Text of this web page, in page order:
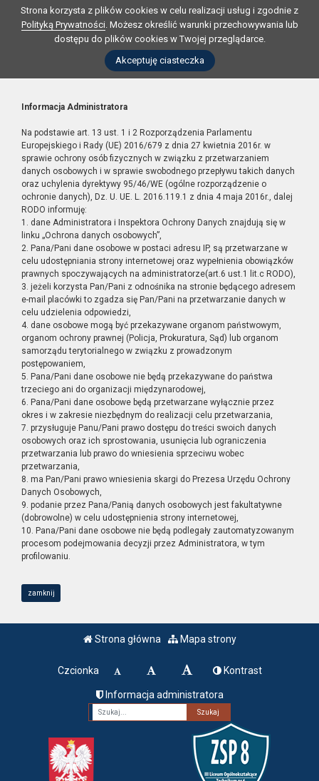
Strona korzysta z plików cookies w celu realizacji usług i zgodnie z
Polityką Prywatności. Możesz określić warunki przechowywania lub
dostępu do plików cookies w Twojej przeglądarce.
Akceptuję ciasteczka
Informacja Administratora
Na podstawie art. 13 ust. 1 i 2 Rozporządzenia Parlamentu
Europejskiego i Rady (UE) 2016/679 z dnia 27 kwietnia 2016r. w
sprawie ochrony osób fizycznych w związku z przetwarzaniem
danych osobowych i w sprawie swobodnego przepływu takich danych
oraz uchylenia dyrektywy 95/46/WE (ogólne rozporządzenie o
ochronie danych), Dz. U. UE. L. 2016.119.1 z dnia 4 maja 2016r., dalej
RODO informuję:
1. dane Administratora i Inspektora Ochrony Danych znajdują się w
linku „Ochrona danych osobowych”,
2. Pana/Pani dane osobowe w postaci adresu IP, są przetwarzane w
celu udostępniania strony internetowej oraz wypełnienia obowiązków
prawnych spoczywających na administratorze(art.6 ust.1 lit.c RODO),
3. jeżeli korzysta Pan/Pani z odnośnika na stronie będącego adresem
e-mail placówki to zgadza się Pan/Pani na przetwarzanie danych w
celu udzielenia odpowiedzi,
4. dane osobowe mogą być przekazywane organom państwowym,
organom ochrony prawnej (Policja, Prokuratura, Sąd) lub organom
samorządu terytorialnego w związku z prowadzonym
postępowaniem,
5. Pana/Pani dane osobowe nie będą przekazywane do państwa
trzeciego ani do organizacji międzynarodowej,
6. Pana/Pani dane osobowe będą przetwarzane wyłącznie przez
okres i w zakresie niezbędnym do realizacji celu przetwarzania,
7. przysługuje Panu/Pani prawo dostępu do treści swoich danych
osobowych oraz ich sprostowania, usunięcia lub ograniczenia
przetwarzania lub prawo do wniesienia sprzeciwu wobec
przetwarzania,
8. ma Pan/Pani prawo wniesienia skargi do Prezesa Urzędu Ochrony
Danych Osobowych,
9. podanie przez Pana/Panią danych osobowych jest fakultatywne
(dobrowolne) w celu udostępnienia strony internetowej,
10. Pana/Pani dane osobowe nie będą podlegały zautomatyzowanym
procesom podejmowania decyzji przez Administratora, w tym
profilowaniu.
zamknij
Strona główna Mapa strony
Czcionka Kontrast
Informacja administratora
Fraza